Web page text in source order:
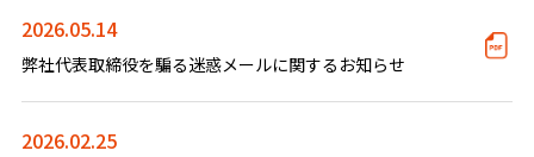
2026.05.14
弊社代表取締役を騙る迷惑メールに関するお知らせ
2026.02.25